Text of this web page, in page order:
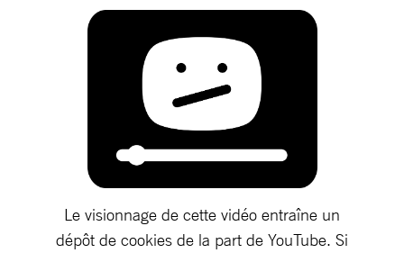
Le visionnage de cette vidéo entraîne un
dépôt de cookies de la part de YouTube. Si